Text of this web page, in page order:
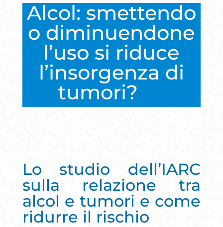
Alcol: smettendo
o diminuendone
l’uso si riduce
l’insorgenza di
tumori?
Lo studio dell’IARC
sulla relazione tra
alcol e tumori e come
ridurre il rischio